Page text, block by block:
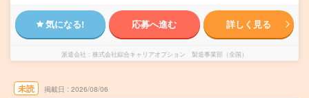
気になる! 応募へ進む 詳しく見る
派遣会社 株式会社綜合キャリアオプション 製造事業部（全国）
未読 掲載日 2026/08/06